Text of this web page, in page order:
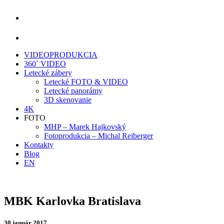
VIDEOPRODUKCIA
360˚ VIDEO
Letecké zábery
Letecké FOTO & VIDEO
Letecké panorámy
3D skenovanie
4K
FOTO
MHP – Marek Hajkovský
Fotoprodukcia – Michal Reiberger
Kontakty
Blog
EN
MBK Karlovka Bratislava